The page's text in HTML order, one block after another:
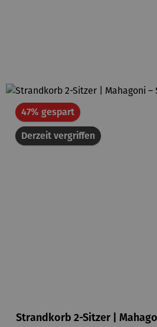
Derzeit vergriffen
47% gespartRabatt
Strandkorb 2-Sitzer |